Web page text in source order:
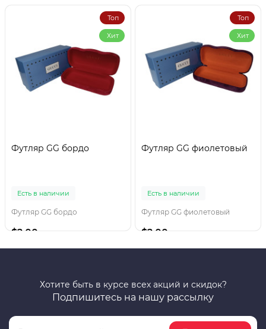
Топ
Хит
Футляр GG бордо
Есть в наличии
Футляр GG бордо
$2.00
Топ
Хит
Футляр GG фиолетовый
Есть в наличии
Футляр GG фиолетовый
$2.00
Хотите быть в курсе всех акций и скидок?
Подпишитесь на нашу рассылку